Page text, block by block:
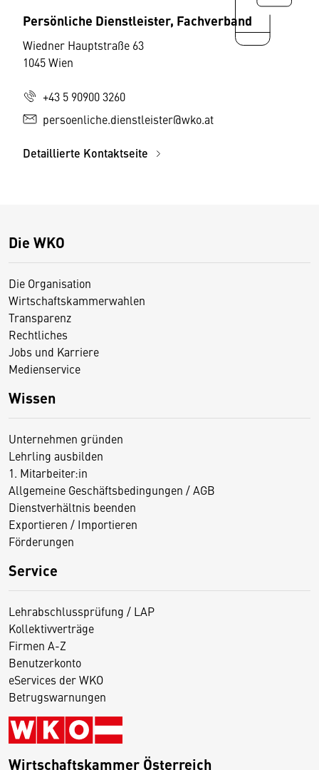
Persönliche Dienstleister, Fachverband
Wiedner Hauptstraße 63
1045 Wien
+43 5 90900 3260
persoenliche.dienstleister@wko.at
Detaillierte Kontaktseite
Die WKO
Die Organisation
Wirtschaftskammerwahlen
Transparenz
Rechtliches
Jobs und Karriere
Medienservice
Wissen
Unternehmen gründen
Lehrling ausbilden
1. Mitarbeiter:in
Allgemeine Geschäftsbedingungen / AGB
Dienstverhältnis beenden
Exportieren / Importieren
Förderungen
Service
Lehrabschlussprüfung / LAP
Kollektivverträge
Firmen A-Z
Benutzerkonto
eServices der WKO
Betrugswarnungen
Wirtschaftskammer Österreich